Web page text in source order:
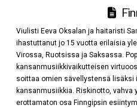
Viulisti Eeva Oksalan ja haitaristi
ihastuttanut jo 15 vuotta erilaisia
Virossa, Ruotsissa ja Saksassa.
kansanmusiikkivaikutteisen
soittaa omien sävellystensä lisäksi
kansanmusiikkia. Riskinotto,
erottamaton osa Finngipsin